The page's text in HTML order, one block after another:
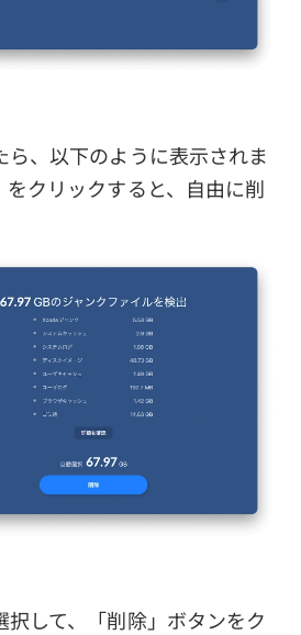
ら、以下のように表示されま
クリックすると、自由に削
して、「削除」ボタンをク